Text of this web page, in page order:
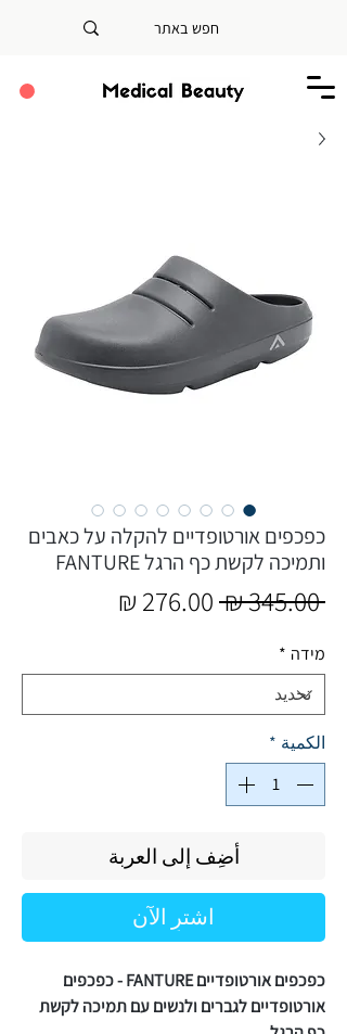
כפכפים אורטופדיים להקלה על כאבים
ותמיכה לקשת כף הרגל FANTURE
‏345.00 ₪
سعر
מידה *
الكمية *
أضِف إلى العربة
اشترِ الآن
כפכפים אורטופדיים FANTURE - כפכפים
אורטופדיים לגברים ולנשים עם תמיכה לקשת